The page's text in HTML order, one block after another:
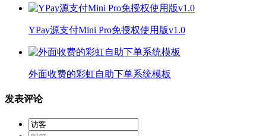
YPay源支付Mini Pro免授权使用版v1.0
外面收费的彩虹自助下单系统模板
发表评论